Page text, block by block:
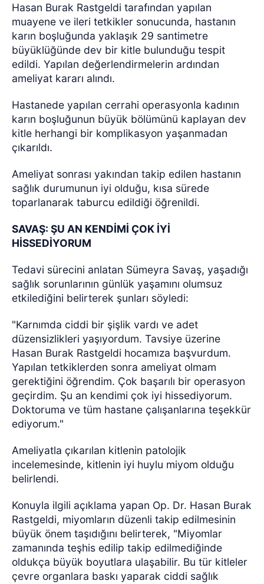
Hasan Burak Rastgeldi tarafından yapılan
muayene ve ileri tetkikler sonucunda, hastanın
karın boşluğunda yaklaşık 29 santimetre
büyüklüğünde dev bir kitle bulunduğu tespit
edildi. Yapılan değerlendirmelerin ardından
ameliyat kararı alındı.
Hastanede yapılan cerrahi operasyonla kadının
karın boşluğunun büyük bölümünü kaplayan dev
kitle herhangi bir komplikasyon yaşanmadan
çıkarıldı.
Ameliyat sonrası yakından takip edilen hastanın
sağlık durumunun iyi olduğu, kısa sürede
toparlanarak taburcu edildiği öğrenildi.
SAVAŞ: ŞU AN KENDİMİ ÇOK İYİ
HİSSEDİYORUM
Tedavi sürecini anlatan Sümeyra Savaş, yaşadığı
sağlık sorunlarının günlük yaşamını olumsuz
etkilediğini belirterek şunları söyledi:
"Karnımda ciddi bir şişlik vardı ve adet
düzensizlikleri yaşıyordum. Tavsiye üzerine
Hasan Burak Rastgeldi hocamıza başvurdum.
Yapılan tetkiklerden sonra ameliyat olmam
gerektiğini öğrendim. Çok başarılı bir operasyon
geçirdim. Şu an kendimi çok iyi hissediyorum.
Doktoruma ve tüm hastane çalışanlarına teşekkür
ediyorum."
Ameliyatla çıkarılan kitlenin patolojik
incelemesinde, kitlenin iyi huylu miyom olduğu
belirlendi.
Konuyla ilgili açıklama yapan Op. Dr. Hasan Burak
Rastgeldi, miyomların düzenli takip edilmesinin
büyük önem taşıdığını belirterek, "Miyomlar
zamanında teşhis edilip takip edilmediğinde
oldukça büyük boyutlara ulaşabilir. Bu tür kitleler
çevre organlara baskı yaparak ciddi sağlık